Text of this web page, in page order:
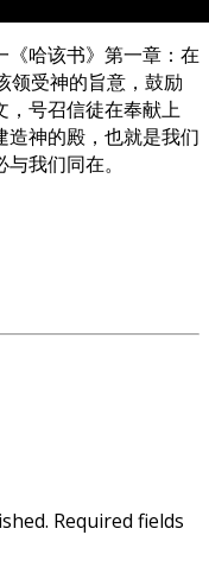
《哈该书》第一章：在
领受神的旨意，鼓励
，号召信徒在奉献上
造神的殿，也就是我们
我们同在。
Required fields